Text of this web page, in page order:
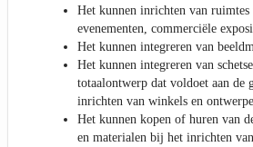
Het kunnen inrichten van ruimtes
evenementen, commerciële
Het kunnen integreren van
Het kunnen integreren van
totaalontwerp dat voldoet aan de
inrichten van winkels en
Het kunnen kopen of huren van
en materialen bij het inrichten